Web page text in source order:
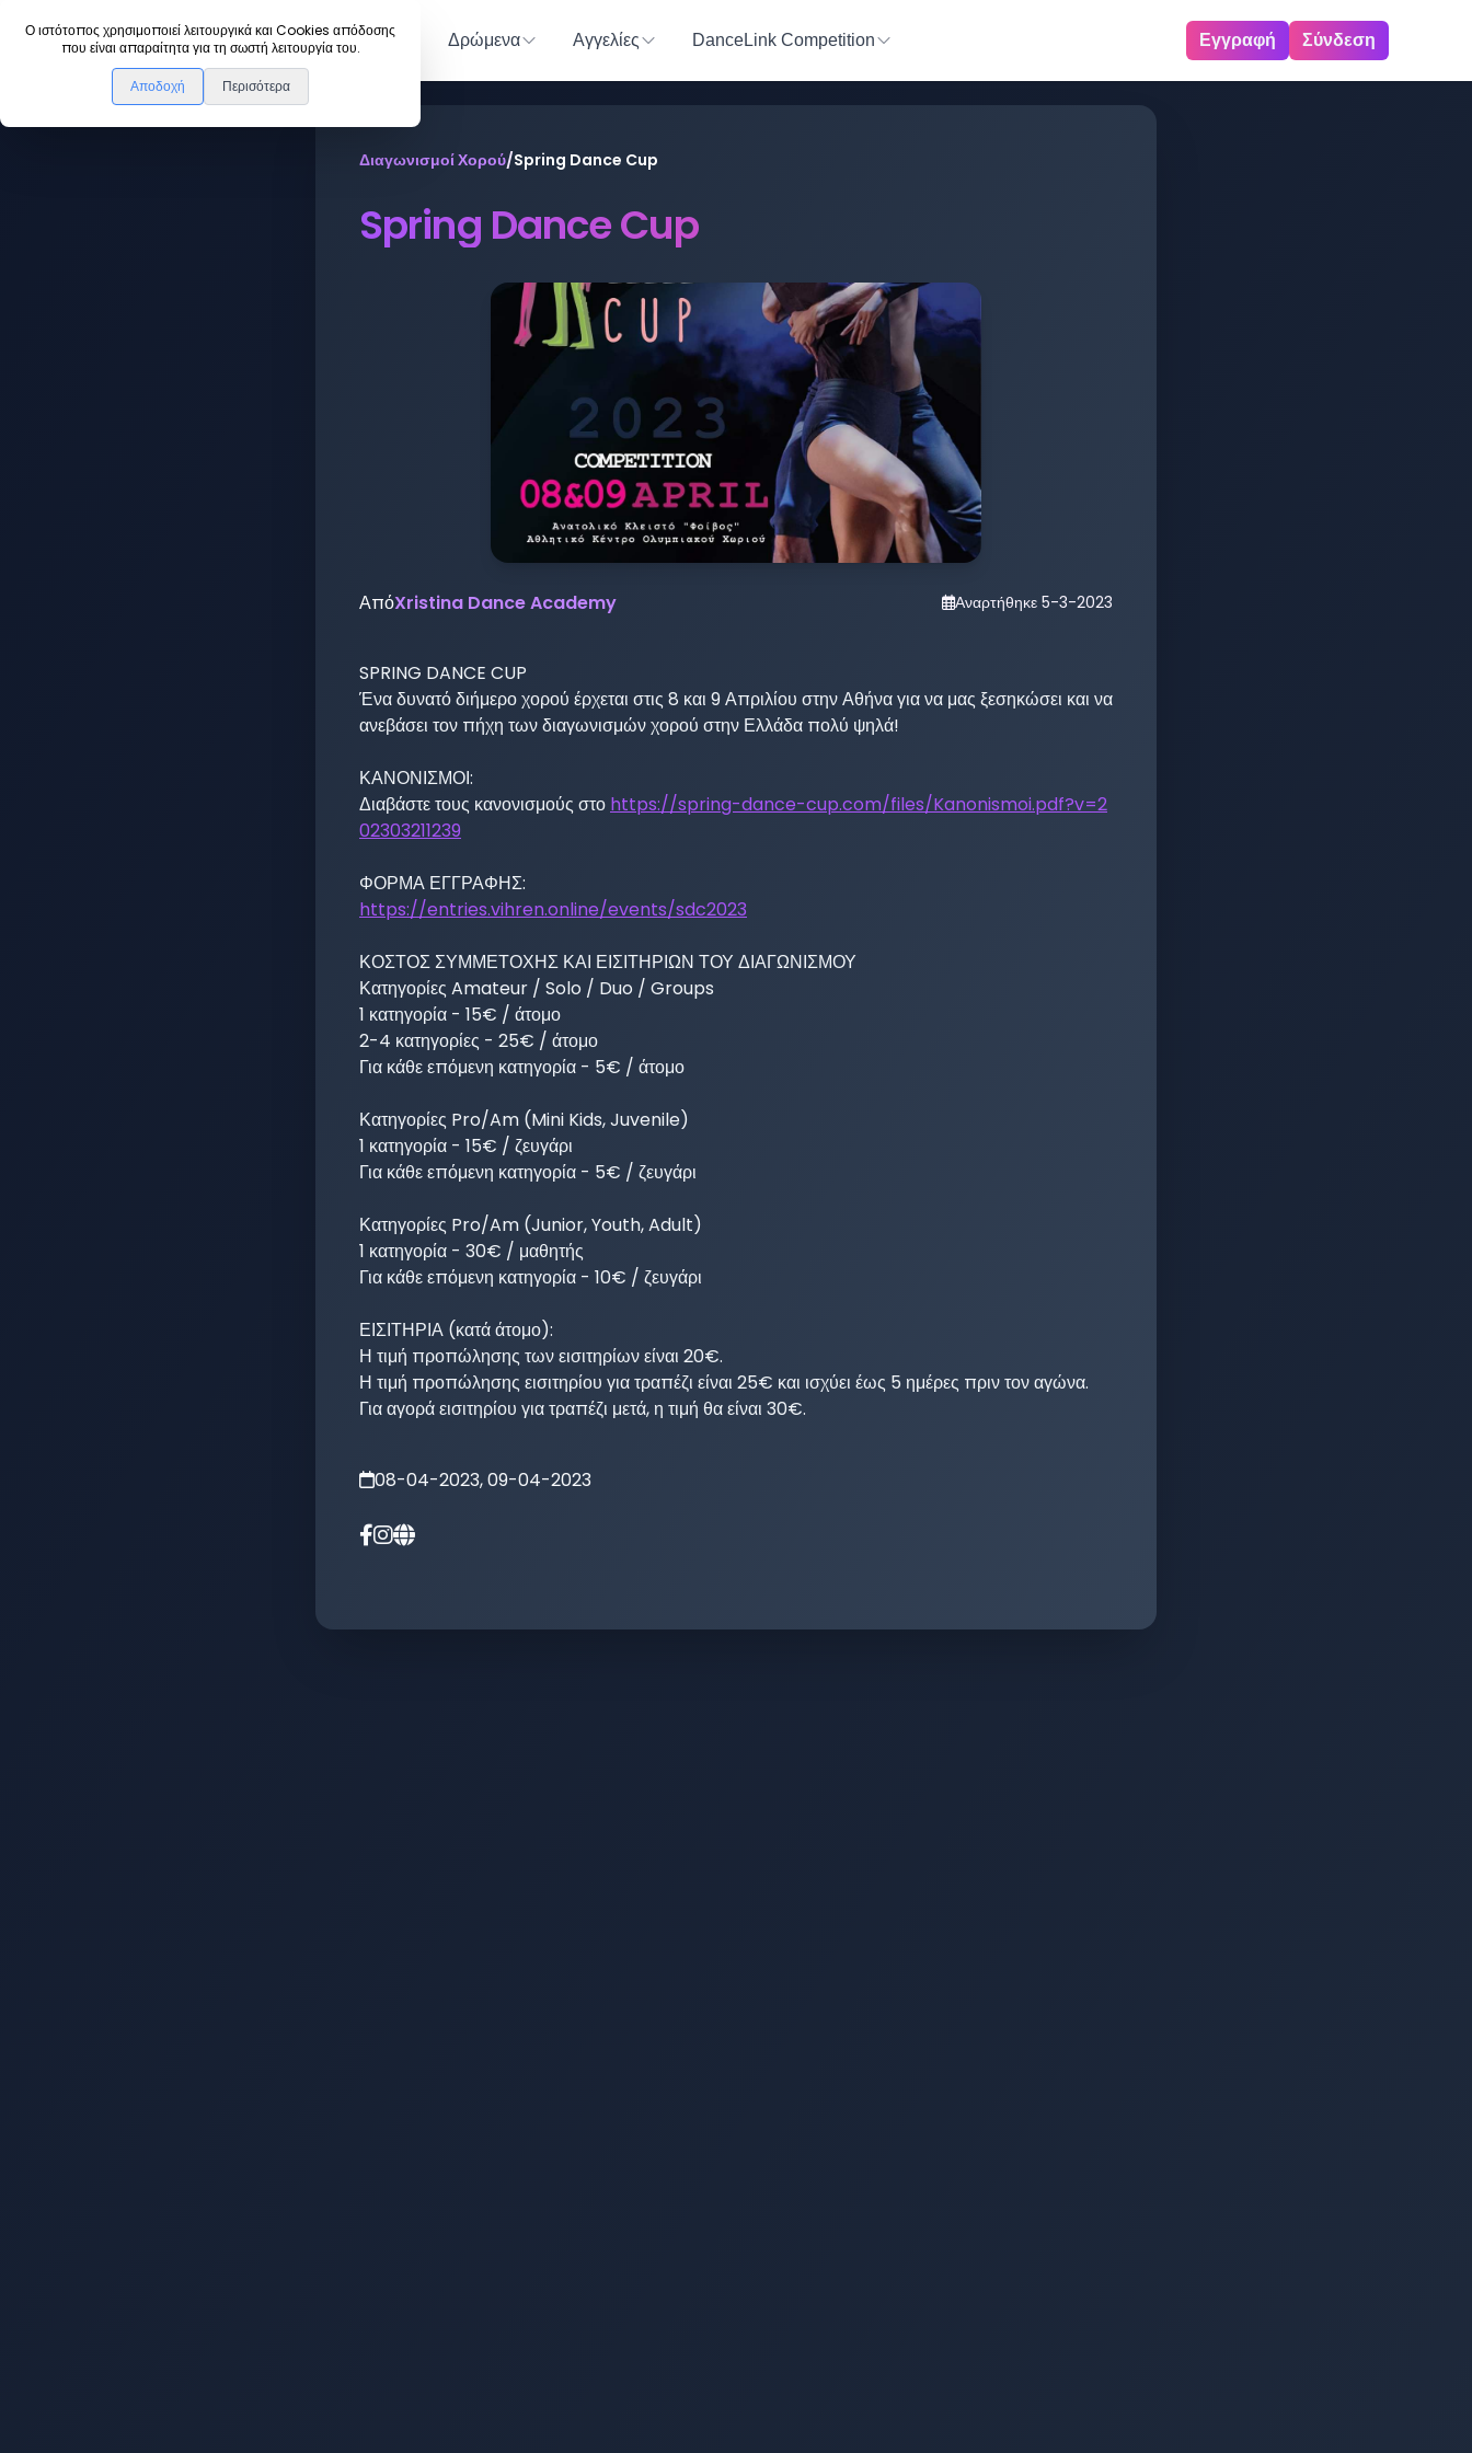
Ο ιστότοπος χρησιμοποιεί λειτουργικά και Cookies απόδοσης
που είναι απαραίτητα για τη σωστή λειτουργία του.
Αποδοχή Περισότερα
DanceLink Μέλη Δρώμενα Αγγελίες DanceLink Competition Εγγραφή Σύνδεση
Διαγωνισμοί Χορού/Spring Dance Cup
Spring Dance Cup
ΑπόXristina Dance Academy Αναρτήθηκε 5-3-2023
SPRING DANCE CUP
Ένα δυνατό διήμερο χορού έρχεται στις 8 και 9 Απριλίου στην Αθήνα για να μας ξεσηκώσει και να
ανεβάσει τον πήχη των διαγωνισμών χορού στην Ελλάδα πολύ ψηλά!
ΚΑΝΟΝΙΣΜΟΙ:
Διαβάστε τους κανονισμούς στο https://spring-dance-cup.com/files/Kanonismoi.pdf?v=2
02303211239
https://entries.vihren.online/events/sdc2023
ΚΟΣΤΟΣ ΣΥΜΜΕΤΟΧΗΣ ΚΑΙ ΕΙΣΙΤΗΡΙΩΝ ΤΟΥ ΔΙΑΓΩΝΙΣΜΟΥ
Κατηγορίες Amateur / Solo / Duo / Groups
1 κατηγορία - 15€ / άτομο
2-4 κατηγορίες - 25€ / άτομο
Για κάθε επόμενη κατηγορία - 5€ / άτομο
Κατηγορίες Pro/Am (Mini Kids, Juvenile)
1 κατηγορία - 15€ / ζευγάρι
Για κάθε επόμενη κατηγορία - 5€ / ζευγάρι
Κατηγορίες Pro/Am (Junior, Youth, Adult)
1 κατηγορία - 30€ / μαθητής
Για κάθε επόμενη κατηγορία - 10€ / ζευγάρι
ΕΙΣΙΤΗΡΙΑ (κατά άτομο):
Η τιμή προπώλησης των εισιτηρίων είναι 20€.
Η τιμή προπώλησης εισιτηρίου για τραπέζι είναι 25€ και ισχύει έως 5 ημέρες πριν τον αγώνα.
Για αγορά εισιτηρίου για τραπέζι μετά, η τιμή θα είναι 30€.
08-04-2023, 09-04-2023